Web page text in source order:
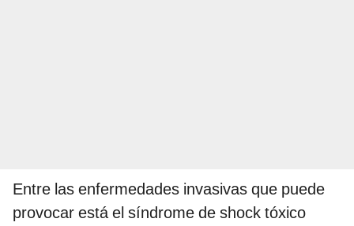
Entre las enfermedades invasivas que puede
provocar está el síndrome de shock tóxico